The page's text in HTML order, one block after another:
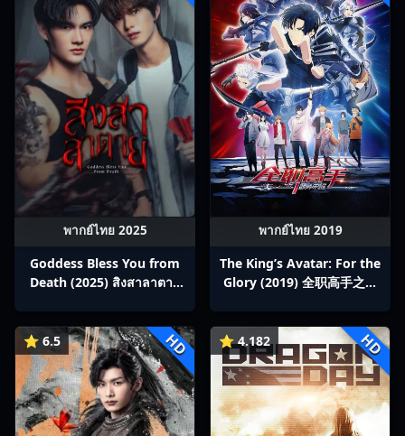
พากย์ไทย 2025
Goddess Bless You from
Death (2025) สิงสาลาตาย
พากย์ไทย 2019
The King’s Avatar: For the
Glory (2019) 全职高手之巅
⭐ 6.5 HD ⭐ 4.182 HD